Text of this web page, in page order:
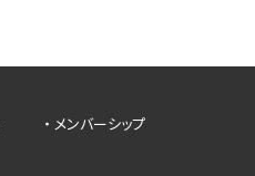
メンバーシップ